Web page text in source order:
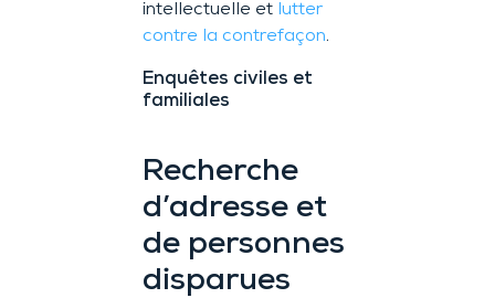
intellectuelle et lutter
contre la contrefaçon.
Enquêtes civiles et
familiales
Recherche
d’adresse et
de personnes
disparues